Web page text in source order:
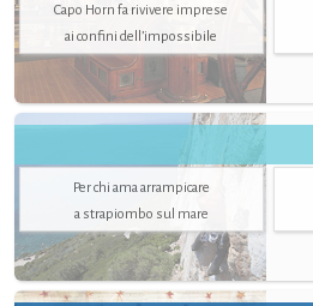
Capo Horn fa rivivere imprese
ai confini dell’impossibile
Per chi ama arrampicare
a strapiombo sul mare